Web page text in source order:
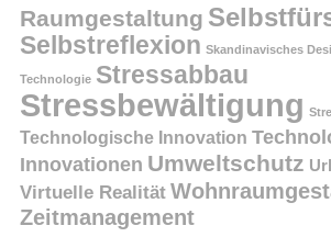
Raumgestaltung
Selbstreflexion Skandinavisches
Technologie Stressabbau
Stressbewältigung
Technologische Innovation
Innovationen Umweltschutz
Virtuelle Realität
Zeitmanagement